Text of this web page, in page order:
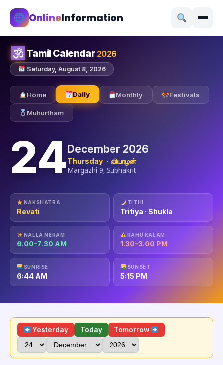
OnlineInformation
Tamil Calendar 2026
Saturday, August 8, 2026
Home Daily Monthly Festivals
Muhurtham
24December 2026
Thursday · வியாழன்
Margazhi 9, Subhakrit
NAKSHATRA
Revati
TITHI
Tritiya · Shukla
NALLA NERAM
6:00–7:30 AM
RAHU KALAM
1:30–3:00 PM
SUNRISE
6:44 AM
SUNSET
5:15 PM
Yesterday Today Tomorrow